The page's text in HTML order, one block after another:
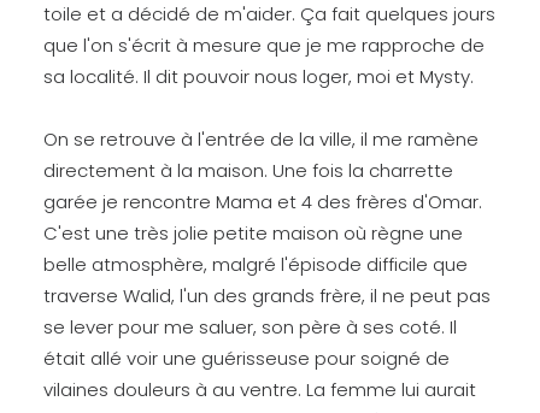
toile et a décidé de m'aider. Ça fait quelques jours
que l'on s'écrit à mesure que je me rapproche de
sa localité. Il dit pouvoir nous loger, moi et Mysty.
On se retrouve à l'entrée de la ville, il me ramène
directement à la maison. Une fois la charrette
garée je rencontre Mama et 4 des frères d'Omar.
C'est une très jolie petite maison où règne une
belle atmosphère, malgré l'épisode difficile que
traverse Walid, l'un des grands frère, il ne peut pas
se lever pour me saluer, son père à ses coté. Il
était allé voir une guérisseuse pour soigné de
vilaines douleurs à au ventre. La femme lui aurait